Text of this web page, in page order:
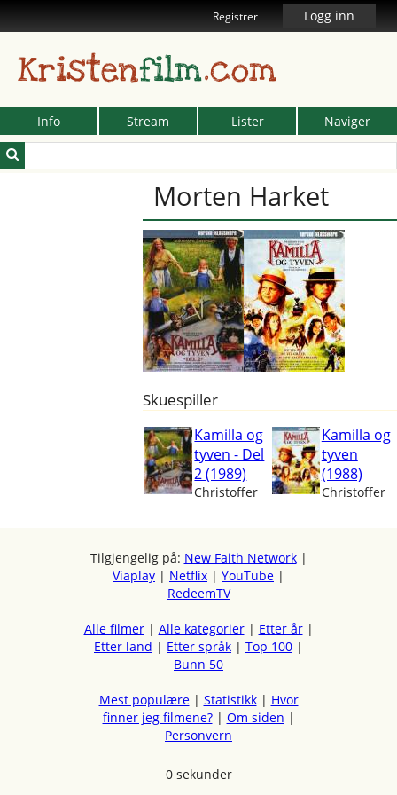
Registrer Logg inn
Kristenfilm.com
Info Stream Lister Naviger
Morten Harket
Skuespiller
Kamilla og
tyven - Del
2 (1989)
Christoffer
Kamilla og
tyven
(1988)
Christoffer
Tilgjengelig på: New Faith Network|
Viaplay | Netflix | YouTube |
RedeemTV
Alle filmer| Alle kategorier| Etter år|
Etter land | Etter språk | Top 100 |
Bunn 50
Mest populære| Statistikk| Hvor
finner jeg filmene?| Om siden |
Personvern
0 sekunder